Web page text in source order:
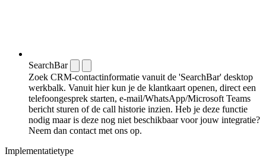
SearchBar
Zoek CRM-contactinformatie vanuit de 'SearchBar' desktop
werkbalk. Vanuit hier kun je de klantkaart openen, direct een
telefoongesprek starten, e-mail/WhatsApp/Microsoft Teams
bericht sturen of de call historie inzien. Heb je deze functie
nodig maar is deze nog niet beschikbaar voor jouw integratie?
Neem dan contact met ons op.
Implementatietype